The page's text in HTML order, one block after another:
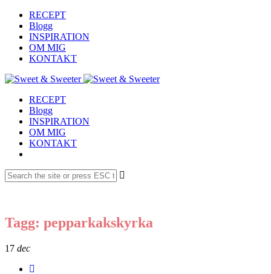
RECEPT
Blogg
INSPIRATION
OM MIG
KONTAKT
RECEPT
Blogg
INSPIRATION
OM MIG
KONTAKT
Tagg: pepparkakskyrka
17 dec